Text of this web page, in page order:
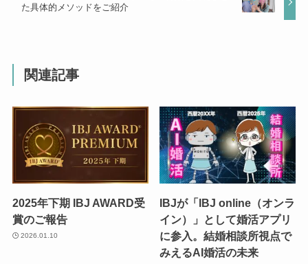
た具体的メソッドをご紹介
関連記事
2025年下期 IBJ AWARD受
賞のご報告
2026.01.10
IBJが「IBJ online（オンラ
イン）」として婚活アプリ
に参入。結婚相談所視点で
みえるAI婚活の未来